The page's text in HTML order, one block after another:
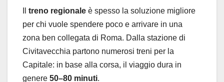
treno regionale è spesso la soluzione migliore
per chi vuole spendere poco e arrivare in una
zona ben collegata di Roma. Dalla stazione di
Civitavecchia partono numerosi treni per la
Capitale: in base alla corsa, il viaggio dura in
genere 50–80 minuti.